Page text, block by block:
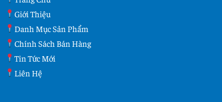
Giới Thiệu
Danh Mục Sản Phẩm
Chính Sách Bán Hàng
Tin Tức Mới
Liên Hệ